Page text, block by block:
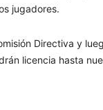
jugadores.
Directiva y
licencia hasta